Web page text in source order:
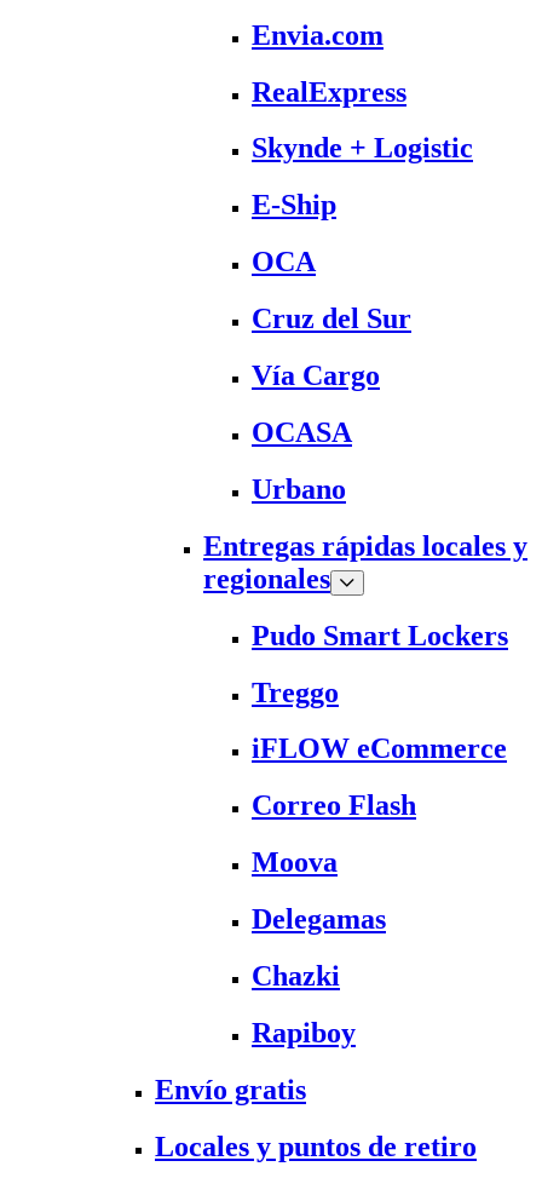
Envia.com
RealExpress
Skynde + Logistic
E-Ship
OCA
Cruz del Sur
Vía Cargo
OCASA
Urbano
Entregas rápidas locales y
regionales
Pudo Smart Lockers
Treggo
iFLOW eCommerce
Correo Flash
Moova
Delegamas
Chazki
Rapiboy
Envío gratis
Locales y puntos de retiro